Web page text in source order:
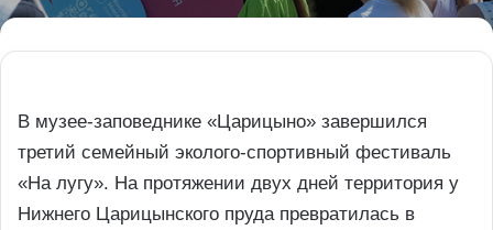
В музее-заповеднике «Царицыно» завершился
третий семейный эколого-спортивный фестиваль
«На лугу». На протяжении двух дней территория у
Нижнего Царицынского пруда превратилась в